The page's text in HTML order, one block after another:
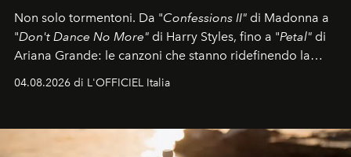
Non solo tormentoni. Da "Confessions II" di Madonna a
"Don't Dance No More" di Harry Styles, fino a "Petal" di
Ariana Grande: le canzoni che stanno ridefinendo la
04.08.2026 di L'OFFICIEL Italia